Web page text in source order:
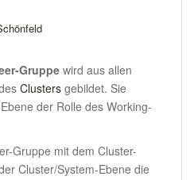
Gruppe wird aus allen
Clusters gebildet. Sie
der Rolle des Working-
Gruppe mit dem Cluster-
Cluster/System-Ebene die